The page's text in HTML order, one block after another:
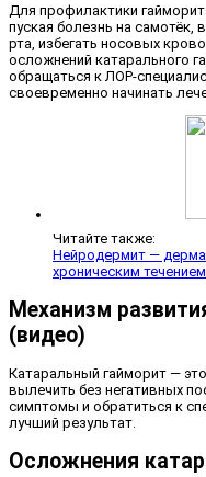
Для профилактики
пуская болезнь на
рта, избегать носовых
осложнений катарального
обращаться к ЛОР-
своевременно начинать
Читайте также:
Нейродермит —
хроническим течением
Механизм
(видео)
Катаральный гайморит —
вылечить без негативных
симптомы и обратиться к
лучший результат.
Осложнения